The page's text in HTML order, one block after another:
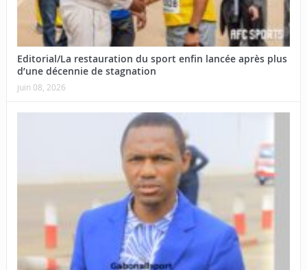
Editorial/La restauration du sport enfin lancée après plus
d’une décennie de stagnation
juin 08, 2026